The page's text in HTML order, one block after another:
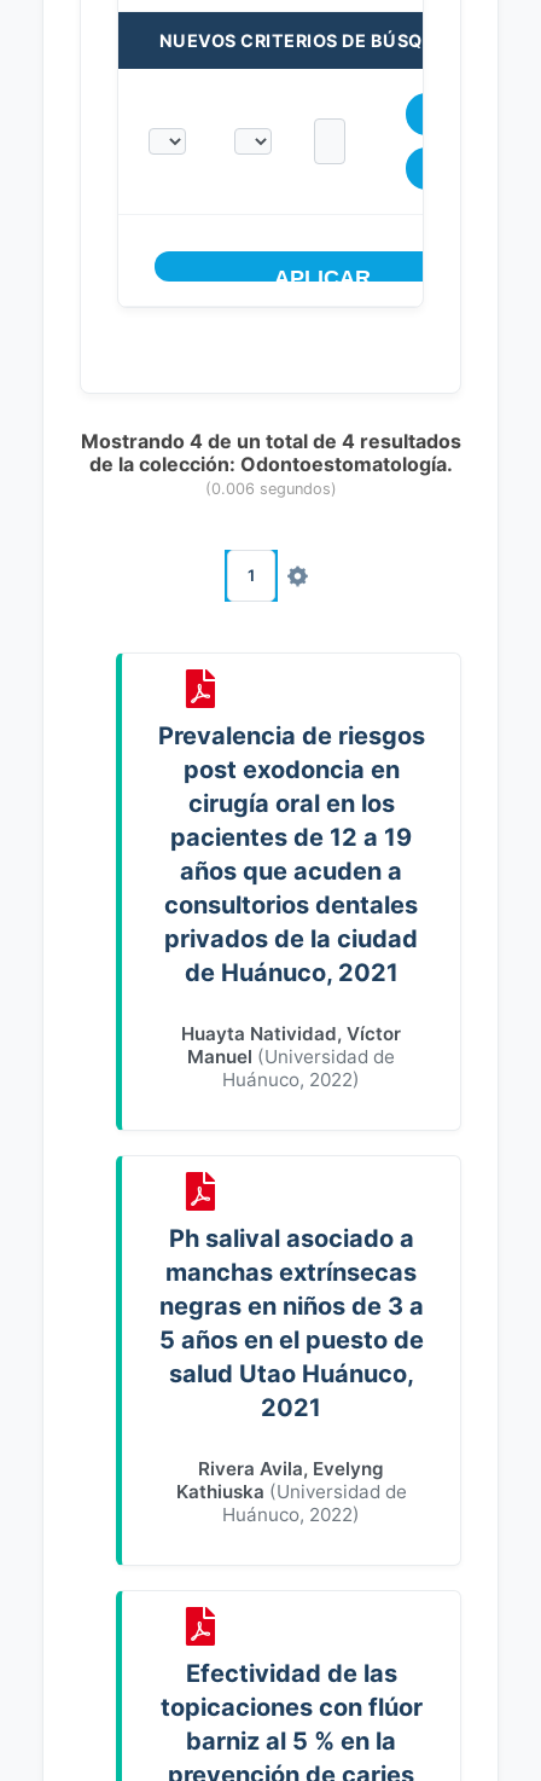
NUEVOS CRITERIOS DE BÚSQUEDA:
Mostrando 4 de un total de 4 resultados
de la colección: Odontoestomatología.
(0.006 segundos)
1
Prevalencia de riesgos
post exodoncia en
cirugía oral en los
pacientes de 12 a 19
años que acuden a
consultorios dentales
privados de la ciudad
de Huánuco, 2021
Huayta Natividad, Víctor
Manuel (Universidad de
Huánuco, 2022)
Ph salival asociado a
manchas extrínsecas
negras en niños de 3 a
5 años en el puesto de
salud Utao Huánuco,
2021
Rivera Avila, Evelyng
Kathiuska (Universidad de
Huánuco, 2022)
Efectividad de las
topicaciones con flúor
barniz al 5 % en la
prevención de caries